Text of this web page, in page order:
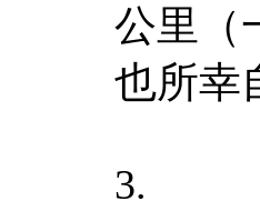
公里（
也所幸
3.